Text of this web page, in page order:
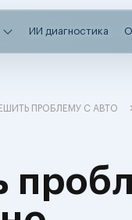
ИИ диагностика
ПРОБЛЕМУ С АВТО